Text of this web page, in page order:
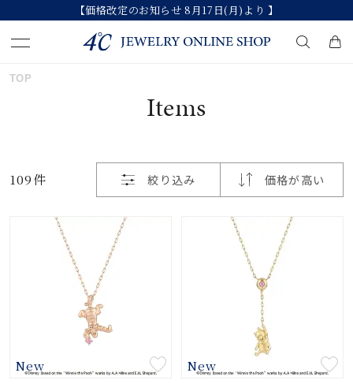
【価格改定のお知らせ 8月17日(月)より 】
#ハーフエタニティリング
#刻印可 #メンズ ネックレス
すべてのジュエリー
TOP
Items
109件 絞り込み 価格が高い
価格が高い
新着順
お気に入り登録数
New
New